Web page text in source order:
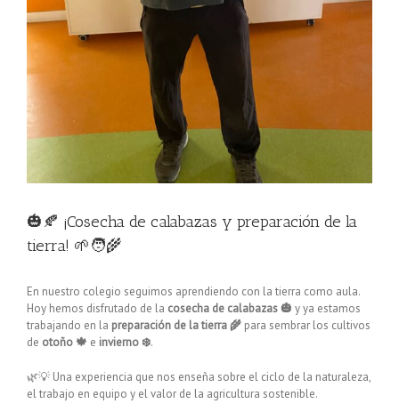
🎃🍂 ¡Cosecha de calabazas y preparación de la
tierra! 🌱🧑‍🌾
En nuestro colegio seguimos aprendiendo con la tierra como aula.
Hoy hemos disfrutado de la cosecha de calabazas 🎃 y ya estamos
trabajando en la preparación de la tierra 🌾 para sembrar los cultivos
de otoño 🍁 e invierno ❄️.
🌿💡 Una experiencia que nos enseña sobre el ciclo de la naturaleza,
el trabajo en equipo y el valor de la agricultura sostenible.